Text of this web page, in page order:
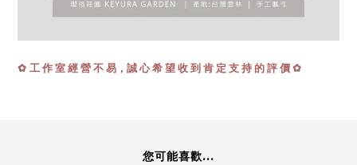
✿ 工 作 室 經 營 不 易，誠 心 希 望 收 到 肯 定 支 持 的 評 價✿
您可能喜歡...